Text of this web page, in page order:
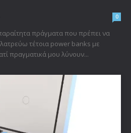
0
πράγματα που πρέπει να
τέτοια power banks με
πραγματικά μου λύνουν...